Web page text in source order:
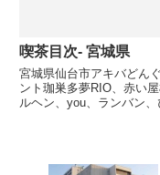
喫茶目次- 宮城県
宮城県仙台市アキバどん
ント珈巣多夢RIO、赤い
ルヘン、you、ランバン、
ー、道玄坂、ろじーな、